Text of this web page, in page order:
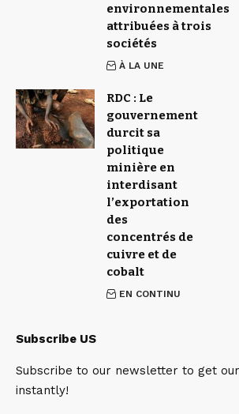
environnementales
attribuées à trois
sociétés
À LA UNE
RDC : Le
gouvernement
durcit sa
politique
minière en
interdisant
l’exportation
des
concentrés de
cuivre et de
cobalt
EN CONTINU
Subscribe US
Subscribe to our newsletter to get
instantly!